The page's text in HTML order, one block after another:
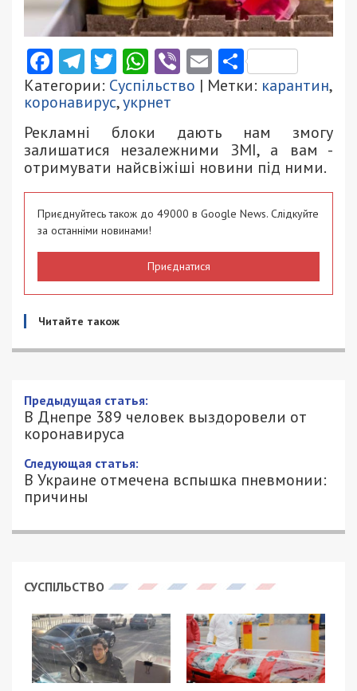
Facebook
Telegram
Twitter
WhatsApp
ViberEmail
Категории: Суспільство | Метки: карантин,
коронавирус,укрнет
Рекламні блоки дають нам змогу
залишатися незалежними ЗМІ, а вам -
отримувати найсвіжіші новини під ними.
Приєднуйтесь також до 49000 в Google News. Слідкуйте
за останніми новинами!
Приєднатися
Читайте також
Предыдущая статья:
В Днепре 389 человек выздоровели от
коронавируса
Следующая статья:
В Украине отмечена вспышка пневмонии:
причины
СУСПІЛЬСТВО